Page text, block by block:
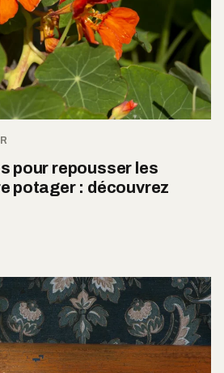
pour repousser les
potager : découvrez